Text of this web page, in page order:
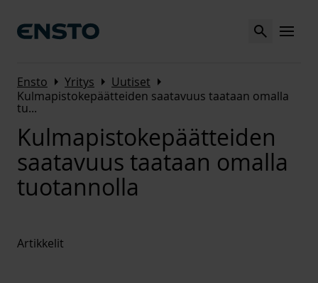
Search MENU
Ensto Arrow_right Yritys Arrow_right Uutiset Arrow_right
Kulmapistokepäätteiden saatavuus taataan omalla
tu...
Kulmapistokepäätteiden
saatavuus taataan omalla
tuotannolla
Artikkelit